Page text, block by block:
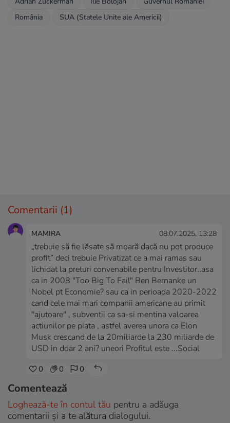
România
SUA (Statele Unite ale Americii)
Comentarii (1)
MAMIRA 08.07.2025, 13:28
„trebuie să fie lăsate să moară dacă nu pot produce
profit” deci trebuie Privatizat ce a mai ramas sau
lichidat la preturi convenabile pentru Investitor..asa
ca in 2008 "Too Big To Fail" Ben Bernanke un
Nobel pt Economie? sau ca in perioada 2020-2022
cand cele mai mari companii americane au primit
"ajutoare" , subventii ca sa-si mentina valoarea
actiunilor pe piata , astfel averea unora ca Elon
Musk crescand de la 20miliarde la 230 miliarde de
USD in doar 2 ani? uneori Profitul este ...Social
0 0 0
Comentează
Loghează-te în contul tău pentru a adăuga
comentarii și a te alătura dialogului.